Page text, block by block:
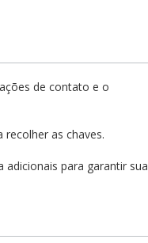
de contato e o
as chaves.
para garantir sua